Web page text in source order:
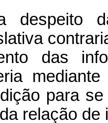
despeito
das
para
relação de